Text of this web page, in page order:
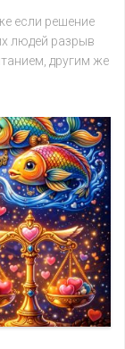
если решение
людей разрыв
другим же